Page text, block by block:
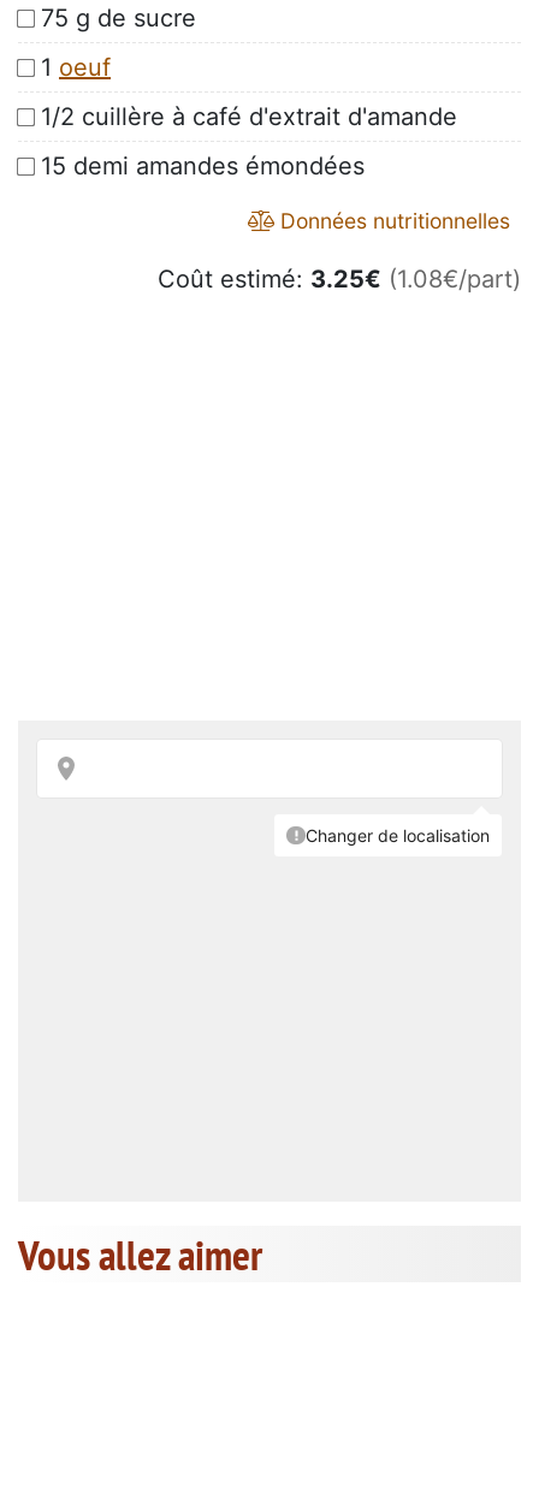
75 g de sucre
1 oeuf
1/2 cuillère à café d'extrait d'amande
15 demi amandes émondées
Données nutritionnelles
Coût estimé: 3.25€ (1.08€/part)
Vous allez aimer